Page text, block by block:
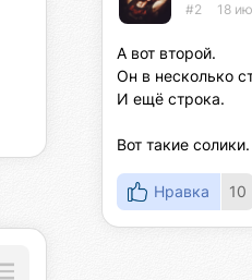
#2 18
А вот второй.
Он в несколько
И ещё строка.
Вот такие солики.
Нравка 10